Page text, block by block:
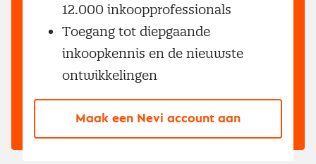
12.000 inkoopprofessionals
Toegang tot diepgaande
inkoopkennis en de nieuwste
ontwikkelingen
Maak een Nevi account aan